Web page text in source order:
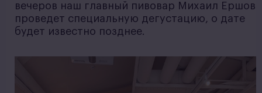
вечеров наш главный пивовар Михаил Ершов
проведет специальную дегустацию, о дате
будет известно позднее.